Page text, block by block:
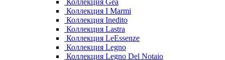
Коллекция Gea
Коллекция I Marmi
Коллекция Inedito
Коллекция Lastra
Коллекция LeEssenze
Коллекция Legno
Коллекция Legno Del Notaio